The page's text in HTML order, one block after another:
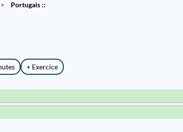
> Portugais ::
+ Exercice